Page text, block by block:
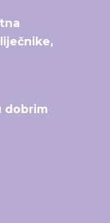
dobrim